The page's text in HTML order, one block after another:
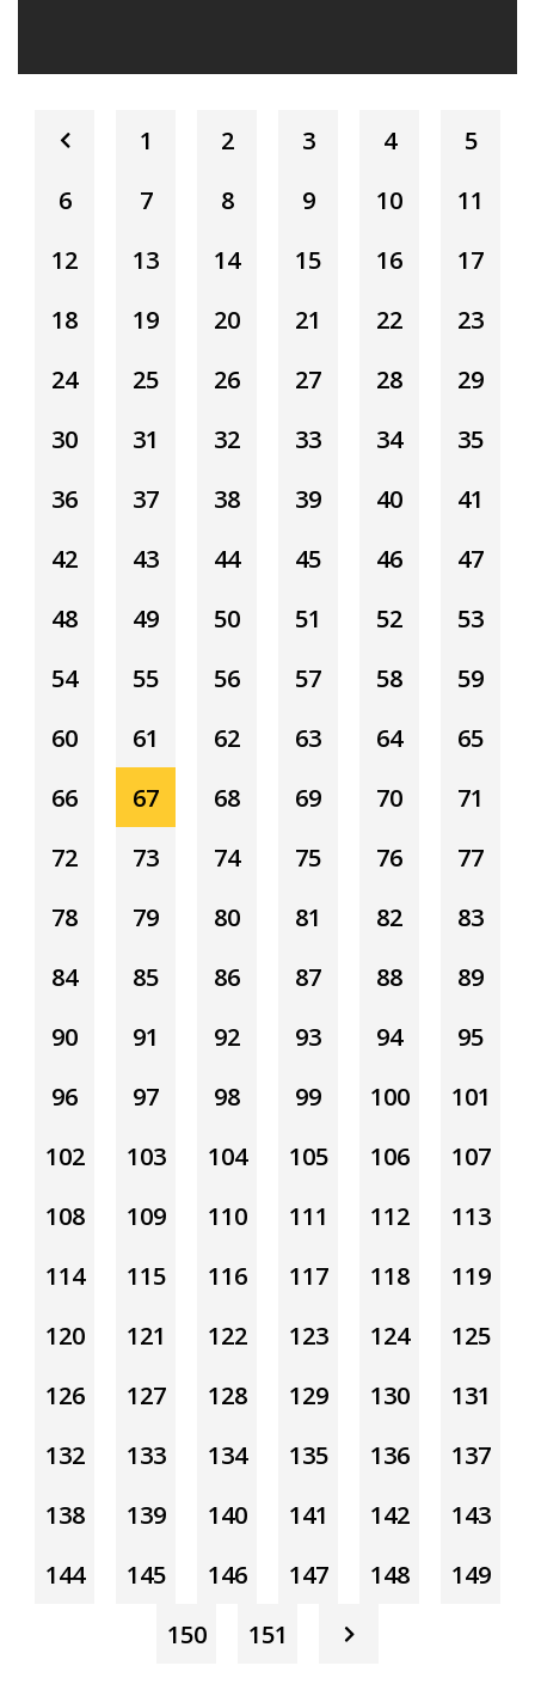
1 2 3 4
5
6
7 8 9 10
11
12
13 14 15 16
17
18
19 20 21 22
23
24
25 26 27 28
29
30
31 32 33 34
35
36
37 38 39 40
41
42
43 44 45 46
47
48
49 50 51 52
53
54
55 56 57 58
59
60
61 62 63 64
65
66
67 68 69 70
71
72
73 74 75 76
77
78
79 80 81 82
83
84
85 86 87 88
89
90
91 92 93 94
95
96
97 98 99 100
101
102
103 104 105 106
107
108
109 110 111 112
113
114
115 116 117 118
119
120
121 122 123 124
125
126
127 128 129 130
131
132
133 134 135 136
137
138
139 140 141 142
143
144
145 146 147 148
149
150
151